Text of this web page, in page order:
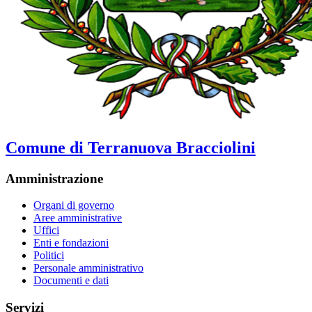
Comune di Terranuova Bracciolini
Amministrazione
Organi di governo
Aree amministrative
Uffici
Enti e fondazioni
Politici
Personale amministrativo
Documenti e dati
Servizi